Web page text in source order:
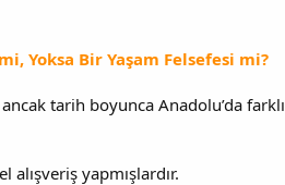
Yoksa Bir Yaşam Felsefesi mi?
tarih boyunca Anadolu’da
alışveriş yapmışlardır.